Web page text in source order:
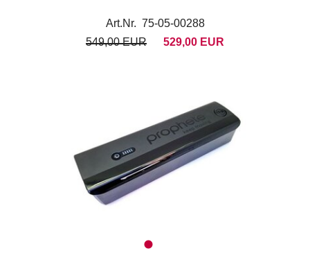
Art.Nr. 75-05-00288
549,00 EUR
529,00 EUR